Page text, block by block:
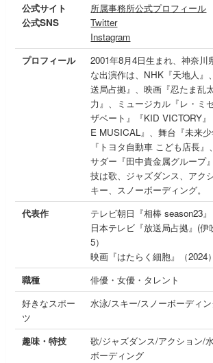
公式サイト
公式SNS
所属事務所公式プロフィール
Twitter
Instagram
プロフィール
2001年8月4日生まれ、神奈川
な出演作は、NHK『天地人』
送局占拠』、映画『忍たま乱
力』、ミュージカル『レ・ミ
ザベート』『KID VICTORY
E MUSICAL』、舞台『未来
『トヨタ自動車 こども店長
サダー『田中貴金属グループ
技は歌、ジャズダンス、アク
キー、スノーボーディング。
代表作
テレビ朝日『相棒 season23』
日本テレビ『放送局占拠』(伊
5）
映画『はたらく細胞』（2024）
職種
俳優・女優・タレント
好きなスポー
ツ
水泳/スキー/スノーボーディ
趣味・特技
歌/ジャズダンス/アクション/
ボーディング